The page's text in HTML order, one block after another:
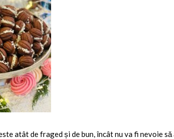
atât de fraged și de bun, încât nu va fi nevoie